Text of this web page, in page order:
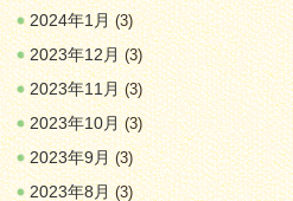
2024年1月(3)
2023年12月(3)
2023年11月(3)
2023年10月(3)
2023年9月(3)
2023年8月(3)